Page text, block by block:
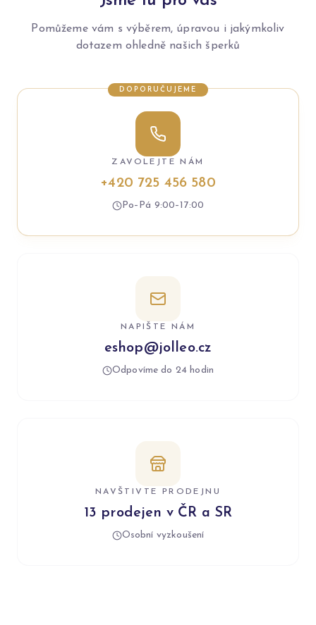
Pomůžeme vám s výběrem, úpravou i jakýmkoliv
dotazem ohledně našich šperků
DOPORUČUJEME
ZAVOLEJTE NÁM
+420 725 456 580
Po–Pá 9:00–17:00
NAPIŠTE NÁM
eshop@jolleo.cz
Odpovíme do 24 hodin
NAVŠTIVTE PRODEJNU
13 prodejen v ČR a SR
Osobní vyzkoušení